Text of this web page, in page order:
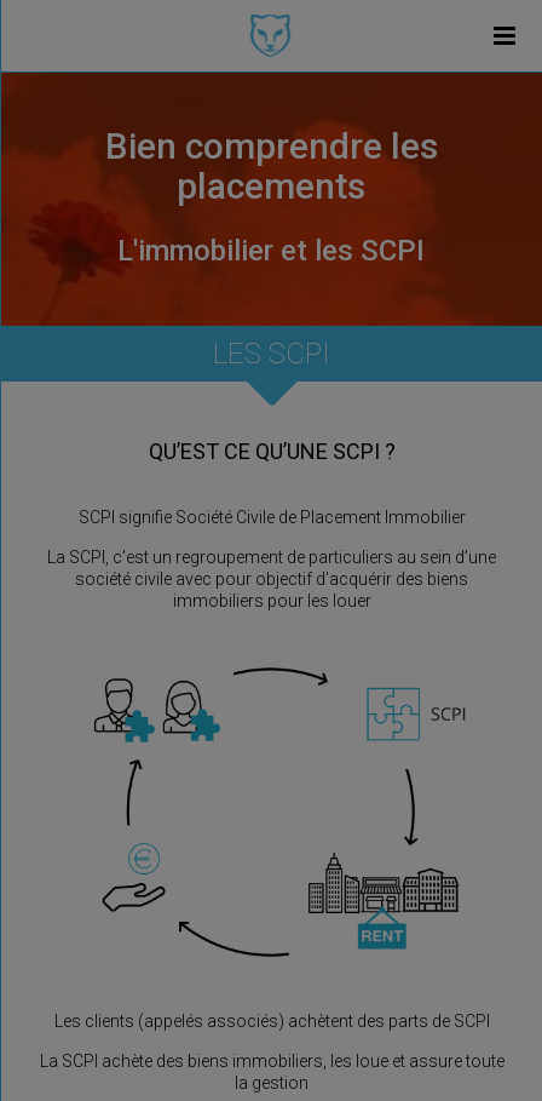
Bien comprendre les
placements
L'immobilier et les SCPI
LES SCPI
QU’EST CE QU’UNE SCPI ?
SCPI signifie Société Civile de Placement Immobilier
La SCPI, c’est un regroupement de particuliers au sein d’une
société civile avec pour objectif d’acquérir des biens
immobiliers pour les louer
Les clients (appelés associés) achètent des parts de SCPI
La SCPI achète des biens immobiliers, les loue et assure toute
la gestion